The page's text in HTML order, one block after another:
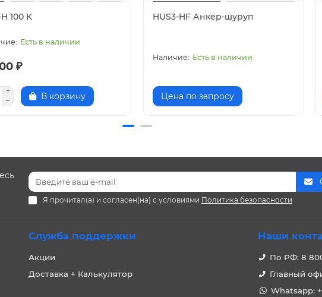
100 K
Есть в наличии
₽
В корзину
HUS3-HF Анкер-шуруп
Есть в наличии
Цена по запросу
Я прочитал(а) и согласен(на) с условиями Политика безопасности
Служба поддержки
Акции
Доставка + Калькулятор
Наши
По РФ: 8
Главный
Whatsapp: